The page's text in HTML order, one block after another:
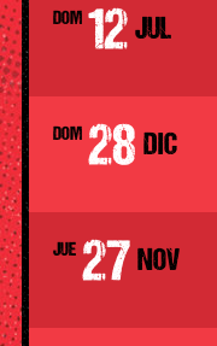
DOM 12 JUL
DOM 28 DIC
JUE 27 NOV